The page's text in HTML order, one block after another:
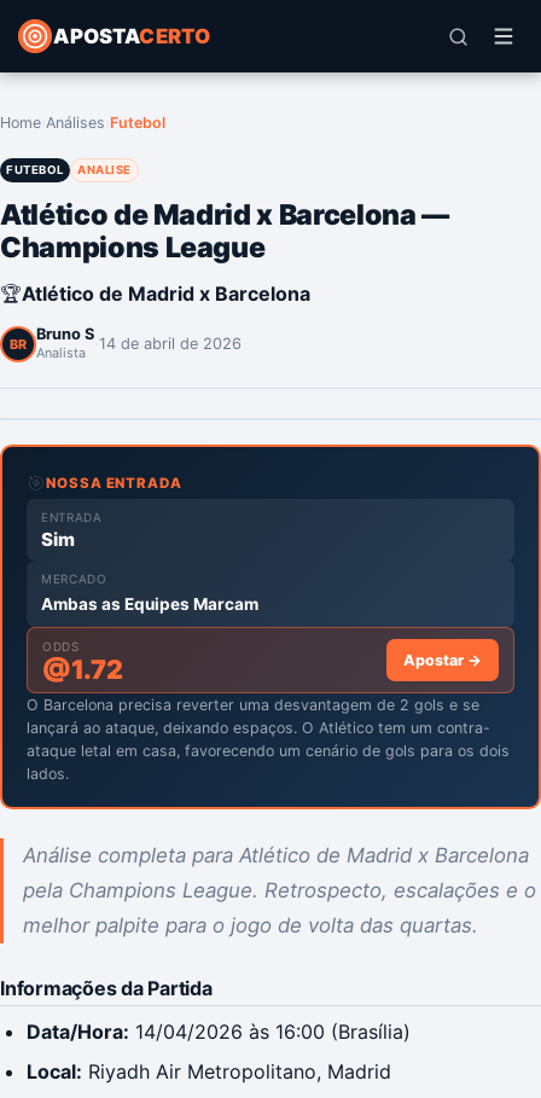
APOSTACERTO
Home Análises Futebol
FUTEBOL ANALISE
Atlético de Madrid x Barcelona —
Champions League
🏆Atlético de Madrid x Barcelona
BR
Bruno S
Analista 14 de abril de 2026
🎯NOSSA ENTRADA
ENTRADA
Sim
MERCADO
Ambas as Equipes Marcam
ODDS
@1.72 Apostar →
O Barcelona precisa reverter uma desvantagem de 2 gols e se
lançará ao ataque, deixando espaços. O Atlético tem um contra-
ataque letal em casa, favorecendo um cenário de gols para os dois
lados.
Análise completa para Atlético de Madrid x Barcelona
pela Champions League. Retrospecto, escalações e o
melhor palpite para o jogo de volta das quartas.
Informações da Partida
Data/Hora: 14/04/2026 às 16:00 (Brasília)
Local: Riyadh Air Metropolitano, Madrid